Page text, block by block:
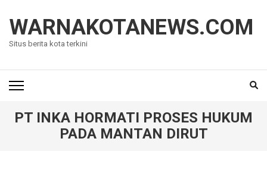
konten
(Tekan
WARNAKOTANEWS.COM
Situs berita kota terkini
PT INKA HORMATI PROSES HUKUM
PADA MANTAN DIRUT